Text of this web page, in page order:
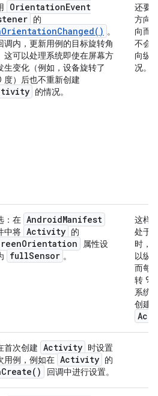
OrientationEvent
的
。
调内，更新用例的目标旋转角
这可以处理系统即使在屏幕方
生变化（例如，设备旋转了
度）后也不重新创建
的情况。
还要
方向
向而
不会
向纵
况。
：在 AndroidManifest
中将 Activity 的
Orientation
属性设
fullSensor 。
这样
处于
时，
以纵
而每
转 90
系统
创建
首次创建 Activity 时设置
用例，例如在 Activity 的
Create( ) 回调中进行设置。